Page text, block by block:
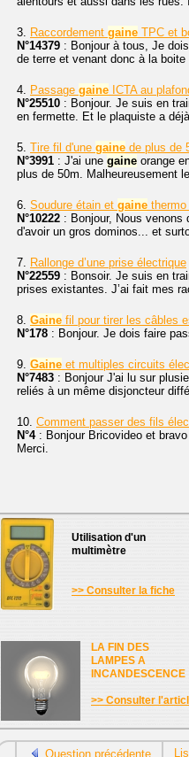
3. Raccordement gaine TPC et
N°14379 : Bonjour à tous, Je
de terre et venant donc à la
4. Passage gaine ICTA au
N°25510 : Bonjour. Je suis en
en fermette. Et le plaquiste a
5. Tire fil d'une gaine de plus de
N°3991 : J'ai une gaine orange
plus de 50m. Malheureusement
6. Soudure étain et gaine
N°10222 : Bonjour, Nous
d'avoir un gros dominos... et
7. Rallonge d’une prise électrique
N°22559 : Bonsoir. Je suis en
prises existantes. J’ai fait mes
8. Gaine fil pour tirer les câbles
N°178 : Bonjour. Je dois faire
9. Gaine et multiples circuits
N°7483 : Bonjour J'ai lu sur
reliés à un même disjoncteur
10. Comment passer des fils
N°4: Bonjour Bricovideo et
Merci.
Utilisation d'un
multimètre
>> Consulter la fiche
LA FIN DES
LAMPES A
INCANDESCENCE
>> Consulter
Question précédente